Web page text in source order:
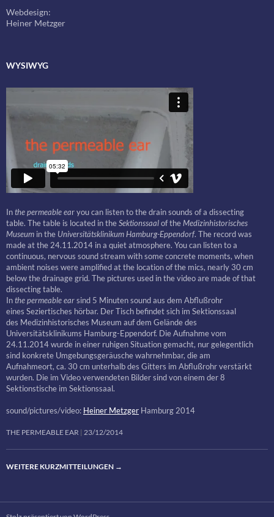
Webdesign:
Heiner Metzger
WYSIWYG
Inthe permeable ear you can listen to the drain sounds of a dissecting
table. The table is located in theSektionssaalof theMedizinhistorisches
Museum in the Universitätsklinikum Hamburg-Eppendorf. The record was
made at the 24.11.2014 in a quiet atmosphere. You can listen to a
continuous, nervous sound stream with some concrete moments, when
ambient noises were amplified at the location of the mics, nearly 30 cm
below the drainage grid. The pictures used in the video are made of that
dissecting table.
Inthe permeable earsind 5 Minuten sound aus dem Abflußrohr
eines Seziertisches hörbar. Der Tisch befindet sich im Sektionssaal
des Medizinhistorisches Museum auf dem Gelände des
Universitätsklinikums Hamburg-Eppendorf. Die Aufnahme vom
24.11.2014 wurde in einer ruhigen Situation gemacht, nur gelegentlich
sind konkrete Umgebungsgeräusche wahrnehmbar, die am
Aufnahmeort, ca. 30 cm unterhalb des Gitters im Abflußrohr verstärkt
wurden. Die im Video verwendeten Bilder sind von einem der 8
Sektionstische im Sektionssaal.
sound/pictures/video: Heiner Metzger Hamburg 2014
THE PERMEABLE EAR 23/12/2014
WEITERE KURZMITTEILUNGEN →